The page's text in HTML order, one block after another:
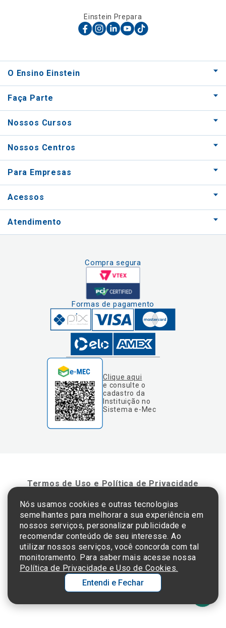
Einstein Prepara
O Ensino Einstein
Faça Parte
Nossos Cursos
Nossos Centros
Para Empresas
Acessos
Atendimento
Compra segura
Formas de pagamento
Clique aqui
e consulte o
cadastro da
Instituição no
Sistema e-Mec
Termos de Uso e Política de Privacidade
©2025 Einstein Hospital Israelita -TODOS OS DIREITOS RESERVADOS
CNPJ: 60.765.823/0001-30 - Endereço: Av. Albert Einstein, 627 - Morumbi - São
Paulo - SP - 05652-000
Nós usamos cookies e outras tecnologias
semelhantes para melhorar a sua experiência em
nossos serviços, personalizar publicidade e
recomendar conteúdo de seu interesse. Ao
utilizar nossos serviços, você concorda com tal
monitoramento. Para saber mais acesse nossa
Política de Privacidade e Uso de Cookies.
Entendi e Fechar